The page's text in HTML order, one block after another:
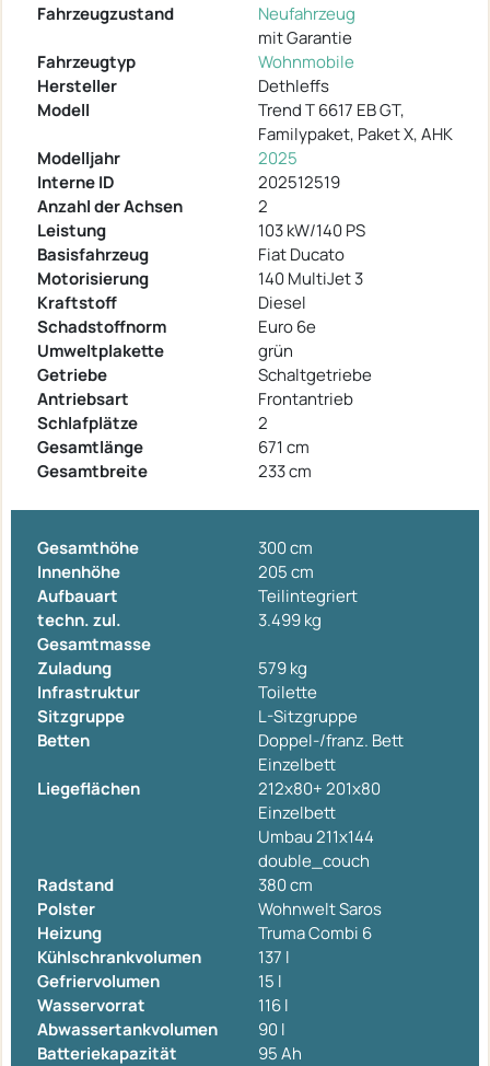
Fahrzeugzustand
Neufahrzeug
mit Garantie
Fahrzeugtyp
Wohnmobile
Hersteller
Dethleffs
Modell
Trend T 6617 EB GT,
Familypaket, Paket X, AHK
Modelljahr
2025
Interne ID
202512519
Anzahl der Achsen
2
Leistung
103 kW/140 PS
Basisfahrzeug
Fiat Ducato
Motorisierung
140 MultiJet 3
Kraftstoff
Diesel
Schadstoffnorm
Euro 6e
Umweltplakette
grün
Getriebe
Schaltgetriebe
Antriebsart
Frontantrieb
Schlafplätze
2
Gesamtlänge
671 cm
Gesamtbreite
233 cm
Gesamthöhe
300 cm
Innenhöhe
205 cm
Aufbauart
Teilintegriert
techn. zul.
Gesamtmasse
3.499 kg
Zuladung
579 kg
Infrastruktur
Toilette
Sitzgruppe
L-Sitzgruppe
Betten
Doppel-/franz. Bett
Einzelbett
Liegeflächen
212x80+ 201x80
Einzelbett
Umbau 211x144
double_couch
Radstand
380 cm
Polster
Wohnwelt Saros
Heizung
Truma Combi 6
Kühlschrankvolumen
137 l
Gefriervolumen
15 l
Wasservorrat
116 l
Abwassertankvolumen
90 l
Batteriekapazität
95 Ah